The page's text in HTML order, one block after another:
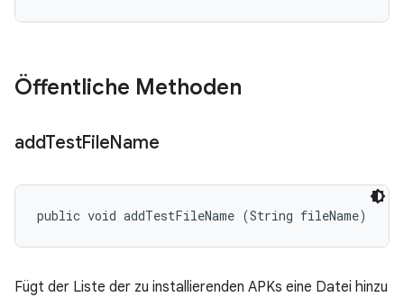
Öffentliche Methoden
addTestFileName
public void addTestFileName (String fileName)
Fügt der Liste der zu installierenden APKs eine Datei hinzu